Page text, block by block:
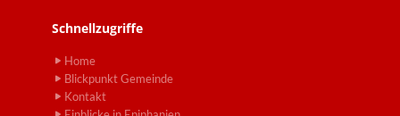
Schnellzugriffe
Home
Blickpunkt Gemeinde
Kontakt